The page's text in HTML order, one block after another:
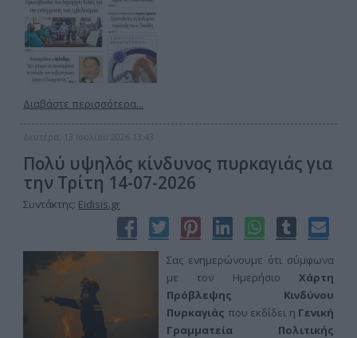
Διαβάστε περισσότερα...
Δευτέρα, 13 Ιουλίου 2026 13:43
Πολύ υψηλός κίνδυνος πυρκαγιάς για
την Τρίτη 14-07-2026
Συντάκτης: Eidisis.gr
Σας ενημερώνουμε ότι σύμφωνα
με τον Ημερήσιο Χάρτη
Πρόβλεψης Κινδύνου
Πυρκαγιάς που εκδίδει η Γενική
Γραμματεία Πολιτικής